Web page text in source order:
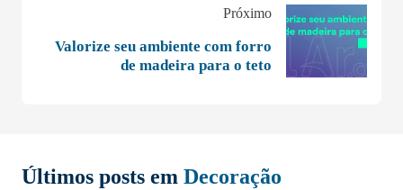
Próximo
Valorize seu ambiente com forro
de madeira para o teto
Últimos posts em Decoração